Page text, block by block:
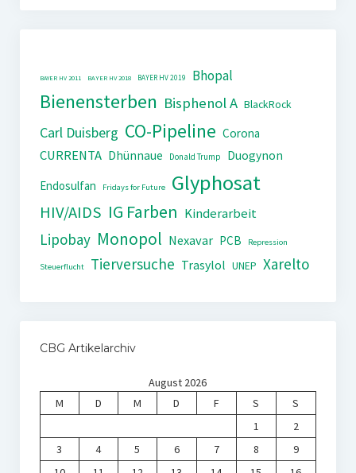
BAYER HV 2011 BAYER HV 2018 BAYER HV 2019 Bhopal
Bienensterben Bisphenol A BlackRock
Carl Duisberg CO-Pipeline Corona
CURRENTA Dhünnaue Donald Trump
Duogynon
Endosulfan
Fridays for Future Glyphosat
HIV/AIDS IG Farben Kinderarbeit
Lipobay Monopol Nexavar PCB Repression
Steuerflucht Tierversuche Trasylol UNEP Xarelto
CBG Artikelarchiv
August 2026
M
D M D F S
S
1
2
3
4 5 6 7 8
9